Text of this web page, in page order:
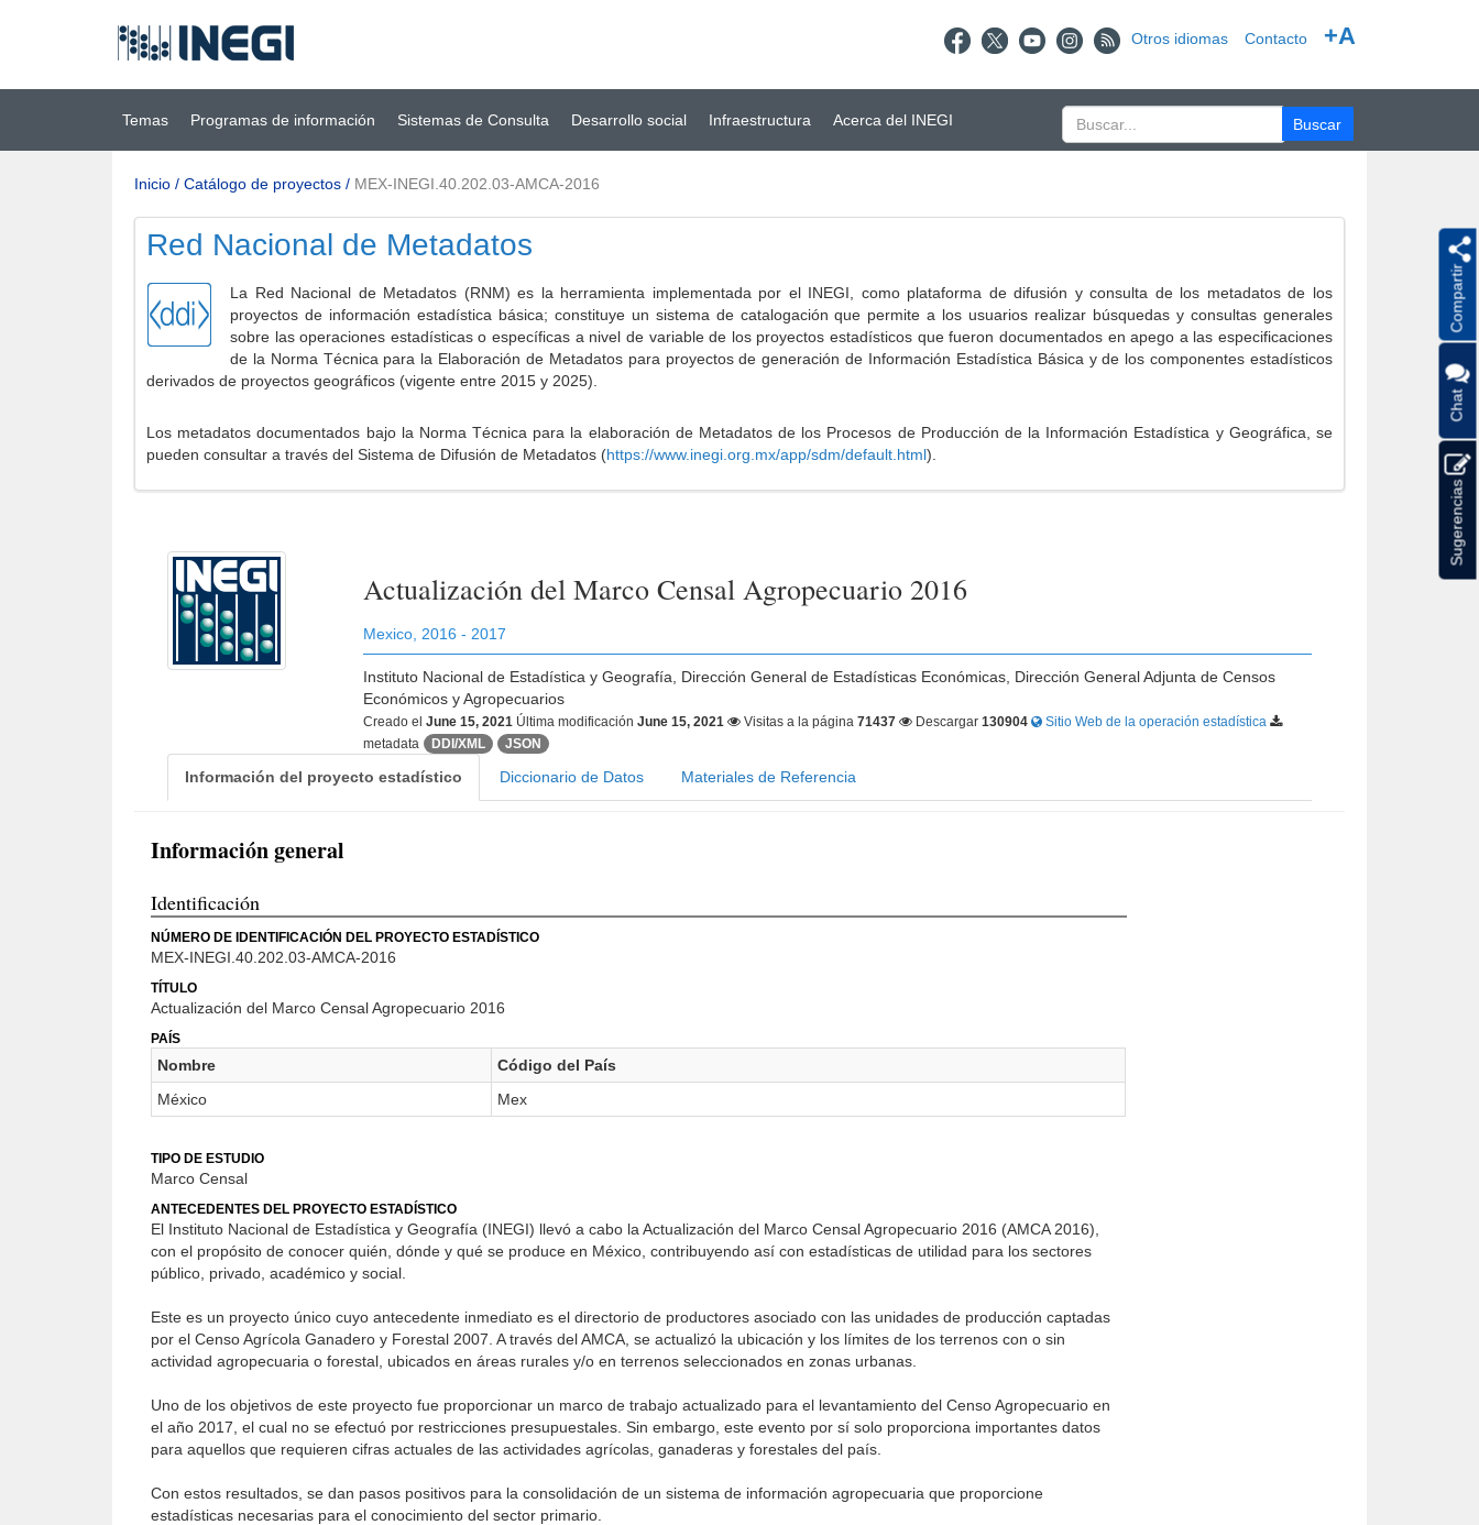
principal
(INEGI) Otros idiomas Contacto +A
Temas Programas de información Sistemas de Consulta Desarrollo social Infraestructura Acerca del INEGI
Inicio / Catálogo de proyectos / MEX-INEGI.40.202.03-AMCA-2016
Red Nacional de Metadatos
La Red Nacional de Metadatos (RNM) es la herramienta implementada por el INEGI, como plataforma de difusión y consulta de los metadatos de los
proyectos de información estadística básica; constituye un sistema de catalogación que permite a los usuarios realizar búsquedas y consultas generales
sobre las operaciones estadísticas o específicas a nivel de variable de los proyectos estadísticos que fueron documentados en apego a las especificaciones
de la Norma Técnica para la Elaboración de Metadatos para proyectos de generación de Información Estadística Básica y de los componentes estadísticos
derivados de proyectos geográficos (vigente entre 2015 y 2025).
Los metadatos documentados bajo la Norma Técnica para la elaboración de Metadatos de los Procesos de Producción de la Información Estadística y Geográfica, se
pueden consultar a través del Sistema de Difusión de Metadatos (https://www.inegi.org.mx/app/sdm/default.html).
Actualización del Marco Censal Agropecuario 2016
Mexico 2016 - 2017
Instituto Nacional de Estadística y Geografía, Dirección General de Estadísticas Económicas, Dirección General Adjunta de Censos
Económicos y Agropecuarios
Creado elJune 15, 2021 Última modificaciónJune 15, 2021 Visitas a la página71437 Descargar130904
Sitio Web de la operación estadística
metadata
DDI/XML JSON
Información del proyecto estadístico Diccionario de Datos Materiales de Referencia
Información general
Identificación
NÚMERO DE IDENTIFICACIÓN DEL PROYECTO ESTADÍSTICO
MEX-INEGI.40.202.03-AMCA-2016
TÍTULO
Actualización del Marco Censal Agropecuario 2016
PAÍS
Nombre
Código del País
México
Mex
TIPO DE ESTUDIO
Marco Censal
ANTECEDENTES DEL PROYECTO ESTADÍSTICO
El Instituto Nacional de Estadística y Geografía (INEGI) llevó a cabo la Actualización del Marco Censal Agropecuario 2016 (AMCA 2016),
con el propósito de conocer quién, dónde y qué se produce en México, contribuyendo así con estadísticas de utilidad para los sectores
público, privado, académico y social.
Este es un proyecto único cuyo antecedente inmediato es el directorio de productores asociado con las unidades de producción captadas
por el Censo Agrícola Ganadero y Forestal 2007. A través del AMCA, se actualizó la ubicación y los límites de los terrenos con o sin
actividad agropecuaria o forestal, ubicados en áreas rurales y/o en terrenos seleccionados en zonas urbanas.
Uno de los objetivos de este proyecto fue proporcionar un marco de trabajo actualizado para el levantamiento del Censo Agropecuario en
el año 2017, el cual no se efectuó por restricciones presupuestales. Sin embargo, este evento por sí solo proporciona importantes datos
para aquellos que requieren cifras actuales de las actividades agrícolas, ganaderas y forestales del país.
Con estos resultados, se dan pasos positivos para la consolidación de un sistema de información agropecuaria que proporcione
estadísticas necesarias para el conocimiento del sector primario.
Compartir
Chat
Sugerencias